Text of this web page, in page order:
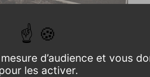
7 décembre
d’audience et vous
les activer.